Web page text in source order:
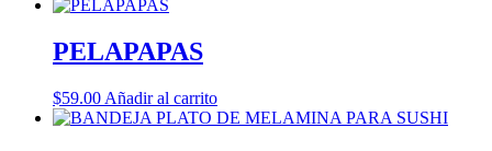
PELAPAPAS
$59.00 Añadir al carrito